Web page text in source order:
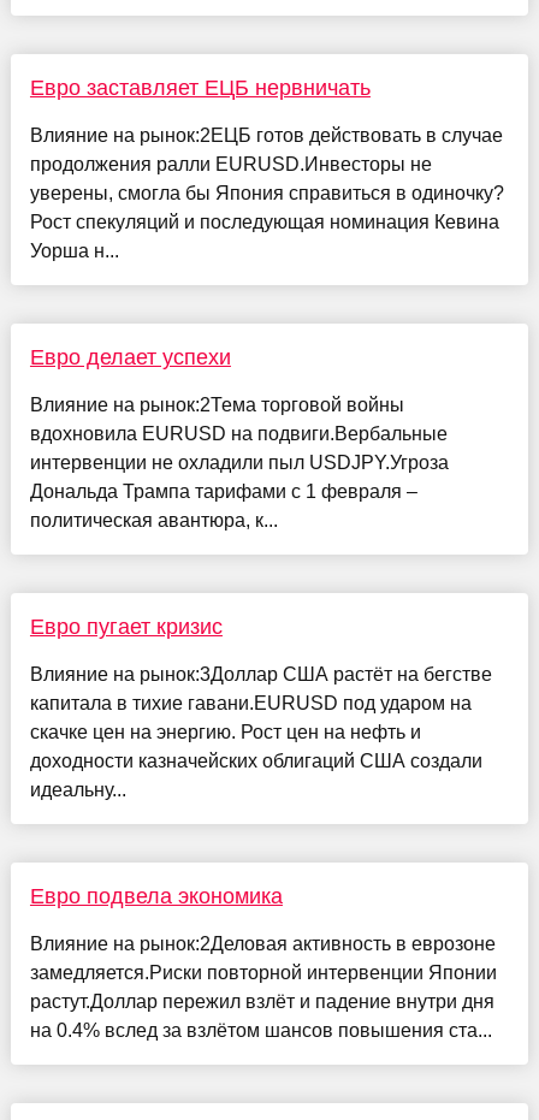
Евро заставляет ЕЦБ нервничать
Влияние на рынок:2ЕЦБ готов действовать в случае
продолжения ралли EURUSD.Инвесторы не
уверены, смогла бы Япония справиться в одиночку?
Рост спекуляций и последующая номинация Кевина
Уорша н...
Евро делает успехи
Влияние на рынок:2Тема торговой войны
вдохновила EURUSD на подвиги.Вербальные
интервенции не охладили пыл USDJPY.Угроза
Дональда Трампа тарифами с 1 февраля –
политическая авантюра, к...
Евро пугает кризис
Влияние на рынок:3Доллар США растёт на бегстве
капитала в тихие гавани.EURUSD под ударом на
скачке цен на энергию. Рост цен на нефть и
доходности казначейских облигаций США создали
идеальну...
Евро подвела экономика
Влияние на рынок:2Деловая активность в еврозоне
замедляется.Риски повторной интервенции Японии
растут.Доллар пережил взлёт и падение внутри дня
на 0.4% вслед за взлётом шансов повышения ста...